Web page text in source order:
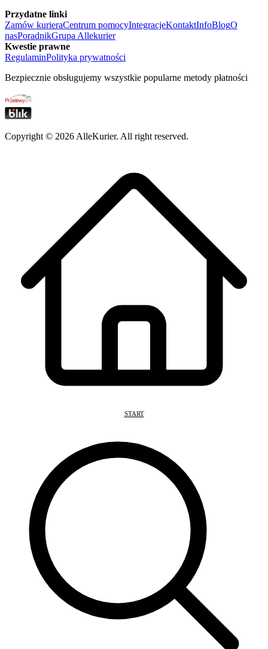
Przydatne linki
Zamów kurieraCentrum pomocyIntegracjeKontaktInfoBlogO
nasPoradnikGrupa Allekurier
Kwestie prawne
RegulaminPolityka prywatności
Bezpiecznie obsługujemy wszystkie popularne metody płatności
Copyright © 2026 AlleKurier. All right reserved.
START